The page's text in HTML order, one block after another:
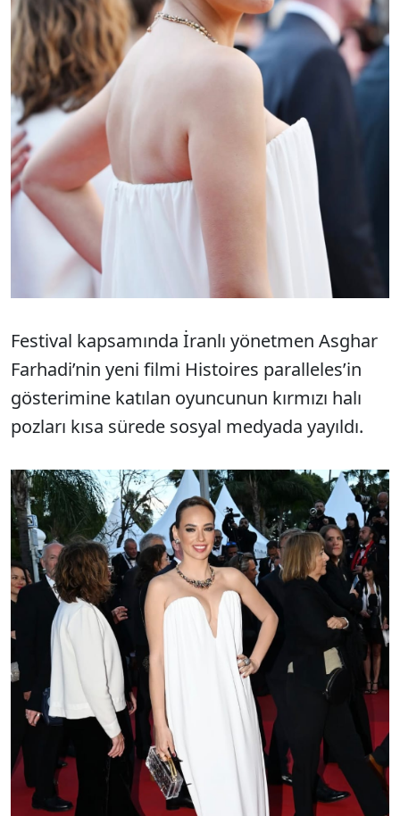
Festival kapsamında İranlı yönetmen Asghar
Farhadi’nin yeni filmi Histoires paralleles’in
gösterimine katılan oyuncunun kırmızı halı
pozları kısa sürede sosyal medyada yayıldı.